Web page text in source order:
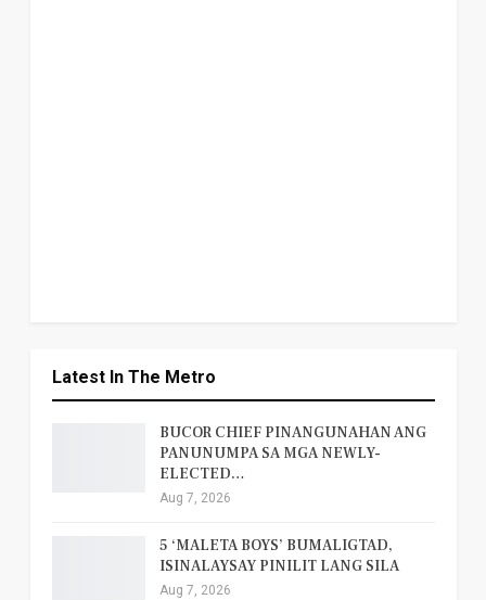
Latest In The Metro
BUCOR CHIEF PINANGUNAHAN ANG
PANUNUMPA SA MGA NEWLY-
ELECTED…
Aug 7, 2026
5 ‘MALETA BOYS’ BUMALIGTAD,
ISINALAYSAY PINILIT LANG SILA
Aug 7, 2026